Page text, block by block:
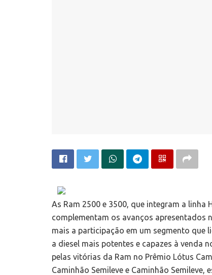
As Ram 2500 e 3500, que integram a linha
complementam os avanços apresentados
mais a participação em um segmento que
a diesel mais potentes e capazes à venda
pelas vitórias da Ram no Prêmio Lótus
Caminhão Semileve e Caminhão Semileve,